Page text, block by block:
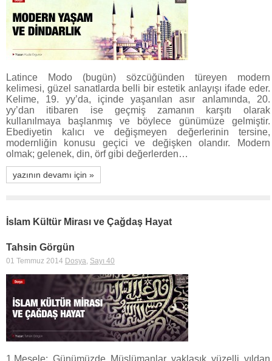
Latince Modo (bugün) sözcüğünden türeyen modern
kelimesi, güzel sanatlarda belli bir estetik anlayışı ifade eder.
Kelime, 19. yy’da, içinde yaşanılan asır anlamında, 20.
yy’dan itibaren ise geçmiş zamanın karşıtı olarak
kullanılmaya başlanmış ve böylece günümüze gelmiştir.
Ebediyetin kalıcı ve değişmeyen değerlerinin tersine,
modernliğin konusu geçici ve değişken olandır. Modern
olmak; gelenek, din, örf gibi değerlerden…
yazının devamı için »
İslam Kültür Mirası ve Çağdaş Hayat
Tahsin Görgün
01 Temmuz 2014 Dosya, Sayı 40
1.Mesele: Günümüzde Müslümanlar yaklaşık yüzelli yıldan